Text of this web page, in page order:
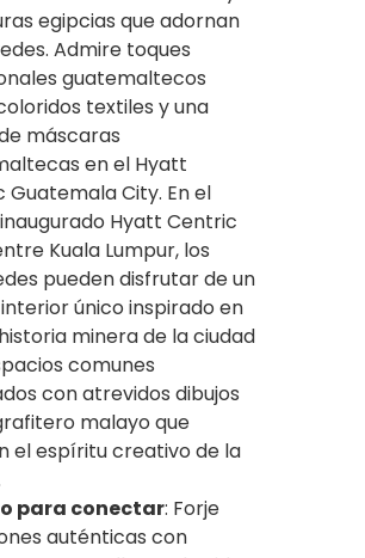
egipcias que adornan
Admire toques
guatemaltecos
textiles y una
máscaras
en el Hyatt
Guatemala City. En el
Hyatt Centric
Kuala Lumpur, los
pueden disfrutar de un
único inspirado en
minera de la ciudad
comunes
con atrevidos dibujos
malayo que
el espíritu creativo de la
para conectar: Forje
auténticas con